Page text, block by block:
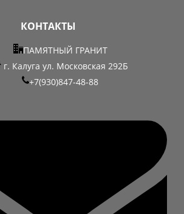
КОНТАКТЫ
ПАМЯТНЫЙ ГРАНИТ
г. Калуга ул. Московская 292Б
+7(930)847-48-88